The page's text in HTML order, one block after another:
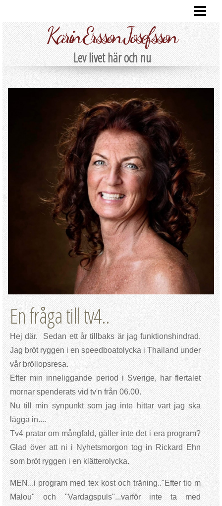
FÖRSTA ÅRET MED RYGGMÄRGSSKADA
BLOGG
OM OSS
Karin Ersson Josefsson
Lev livet här och nu
En fråga till tv4..
Hej där. Sedan ett år tillbaks är jag funktionshindrad.
Jag bröt ryggen i en speedboatolycka i Thailand under
vår bröllopsresa.
Efter min inneliggande period i Sverige, har flertalet
mornar spenderats vid tv'n från 06.00.
Nu till min synpunkt som jag inte hittar vart jag ska
lägga in....
Tv4 pratar om mångfald, gäller inte det i era program?
Glad över att ni i Nyhetsmorgon tog in Rickard Ehn
som bröt ryggen i en klätterolycka.
MEN...i program med tex kost och träning.."Efter tio m
Malou" och "Vardagspuls"...varför inte ta med